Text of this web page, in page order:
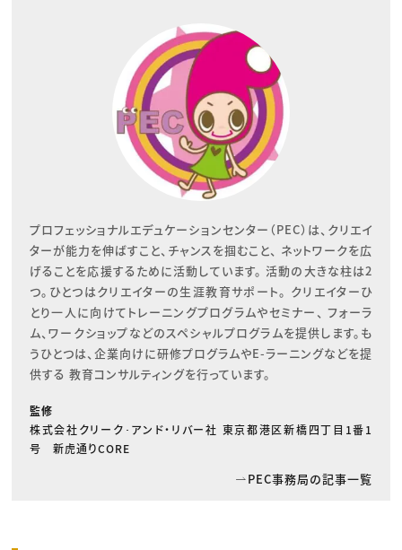
プロフェッショナルエデュケーションセンター（PEC）は、クリエイ
ターが能力を伸ばすこと、チャンスを掴むこと、 ネットワークを広
げることを応援するために活動しています。 活動の大きな柱は2
つ。ひとつはクリエイターの生涯教育サポート。 クリエイターひ
とり一人に向けてトレーニングプログラムやセミナー、 フォーラ
ム、ワークショップなどのスペシャルプログラムを提供します。も
うひとつは、企業向けに研修プログラムやE-ラーニングなどを提
供する 教育コンサルティングを行っています。
監修
株式会社クリーク･アンド・リバー社 東京都港区新橋四丁目1番1
号 新虎通りCORE
PEC事務局の記事一覧